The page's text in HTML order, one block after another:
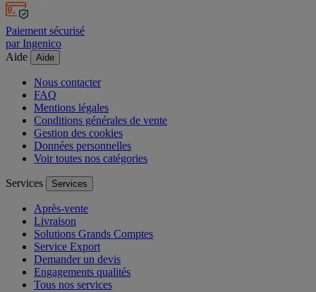
Paiement sécurisé
par Ingenico
Aide
Aide
Nous contacter
FAQ
Mentions légales
Conditions générales de vente
Gestion des cookies
Données personnelles
Voir toutes nos catégories
Services Services
Après-vente
Livraison
Solutions Grands Comptes
Service Export
Demander un devis
Engagements qualités
Tous nos services